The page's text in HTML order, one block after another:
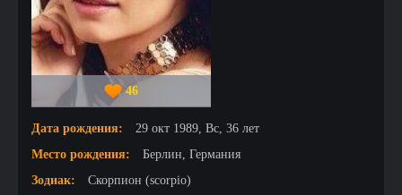
46
Дата рождения:
29 окт 1989, Вс, 36 лет
Место рождения:
Берлин, Германия
Зодиак:
Скорпион (scorpio)